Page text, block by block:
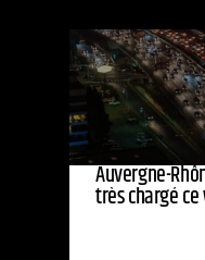
Auvergne-
très chargé